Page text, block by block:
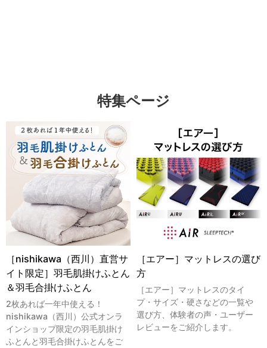
特集ページ
［nishikawa（西川）直営サ
イト限定］羽毛肌掛けふとん
＆羽毛合掛けふとん
2枚あれば一年中使える！
nishikawa（西川）公式オンラ
インショップ限定の羽毛肌掛け
ふとんと羽毛合掛けふとんをご
［エアー］マットレスの選び
方
［エアー］マットレスのタイ
プ・サイズ・硬さなどの一覧や
選び方、体験者の声・ユーザー
レビューをご紹介します。